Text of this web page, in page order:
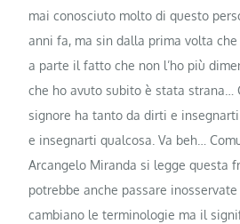
mai conosciuto molto di questo
anni fa, ma sin dalla prima volta
a parte il fatto che non l’ho più
che ho avuto subito è stata strana…
signore ha tanto da dirti e
e insegnarti qualcosa. Va beh…
Arcangelo Miranda si legge questa
potrebbe anche passare
cambiano le terminologie ma il